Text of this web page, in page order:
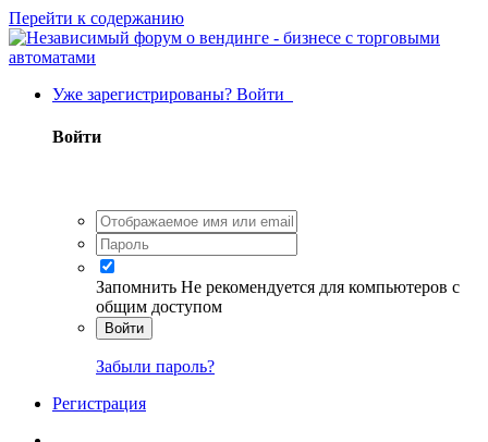
Перейти к содержанию
Уже зарегистрированы? Войти
Войти
Запомнить Не рекомендуется для компьютеров с
общим доступом
Войти
Забыли пароль?
Регистрация